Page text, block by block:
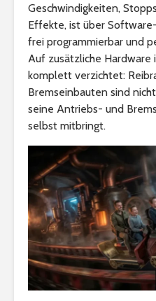
Geschwindigkeiten,
Effekte, ist über
frei programmierbar und
Auf zusätzliche Hardware
komplett verzichtet:
Bremseinbauten sind
seine Antriebs- und
selbst mitbringt.